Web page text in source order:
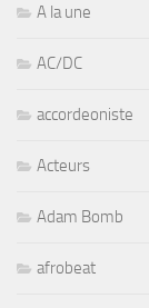
A la une
AC/DC
accordeoniste
Acteurs
Adam Bomb
afrobeat